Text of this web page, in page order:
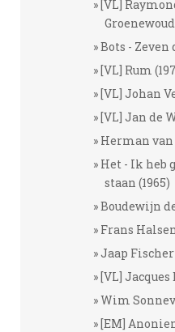
[VL]
Bots - Zeven
[VL] Rum
[VL] Johan
[VL] Jan de
Herman van
Het - Ik heb
staan (1965)
Boudewijn
Frans
Jaap Fischer
[VL] Jacques
Wim
[EM]